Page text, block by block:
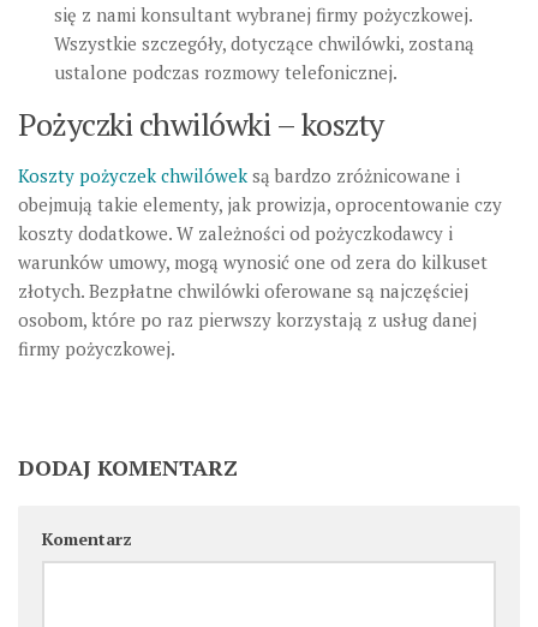
się z nami konsultant wybranej firmy pożyczkowej.
Wszystkie szczegóły, dotyczące chwilówki, zostaną
ustalone podczas rozmowy telefonicznej.
Pożyczki chwilówki – koszty
Koszty pożyczek chwilówek są bardzo zróżnicowane i
obejmują takie elementy, jak prowizja, oprocentowanie czy
koszty dodatkowe. W zależności od pożyczkodawcy i
warunków umowy, mogą wynosić one od zera do kilkuset
złotych. Bezpłatne chwilówki oferowane są najczęściej
osobom, które po raz pierwszy korzystają z usług danej
firmy pożyczkowej.
DODAJ KOMENTARZ
Komentarz